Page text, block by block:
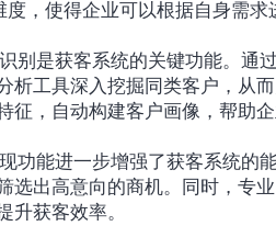
度，使得企业可以根据自身需
析工具深入挖掘同类客户，从
征，自动构建客户画像，帮助
选出高意向的商机。同时，专
升获客效率。